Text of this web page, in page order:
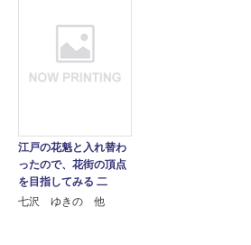
江戸の花魁と入れ替わ
ったので、花街の頂点
を目指してみる 二
七沢 ゆきの 他